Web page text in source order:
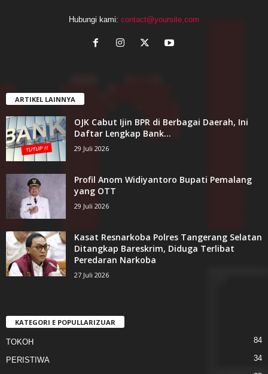
Hubungi kami: contact@yoursite,com
ARTIKEL LAINNYA
OJK Cabut Ijin BPR di Berbagai Daerah, Ini
Daftar Lengkap Bank...
29 Juli 2026
Profil Anom Widiyantoro Bupati Pemalang
yang OTT
29 Juli 2026
Kasat Resnarkoba Polres Tangerang Selatan
Ditangkap Bareskrim, Diduga Terlibat
Peredaran Narkoba
27 Juli 2026
KATEGORI E POPULLARIZUAR
TOKOH 84
PERISTIWA 34